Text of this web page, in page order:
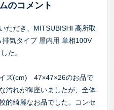
のコメント
ただき、MITSUBISHI 高所取
気タイプ 屋内用 単相100V
た。
ズ(cm) 47×47×26のお品で
汚れが御座いましたが、全体
的綺麗なお品でした。コンセ